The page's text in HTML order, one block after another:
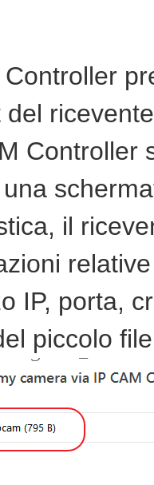
Controller
il
IP, porta,
piccolo